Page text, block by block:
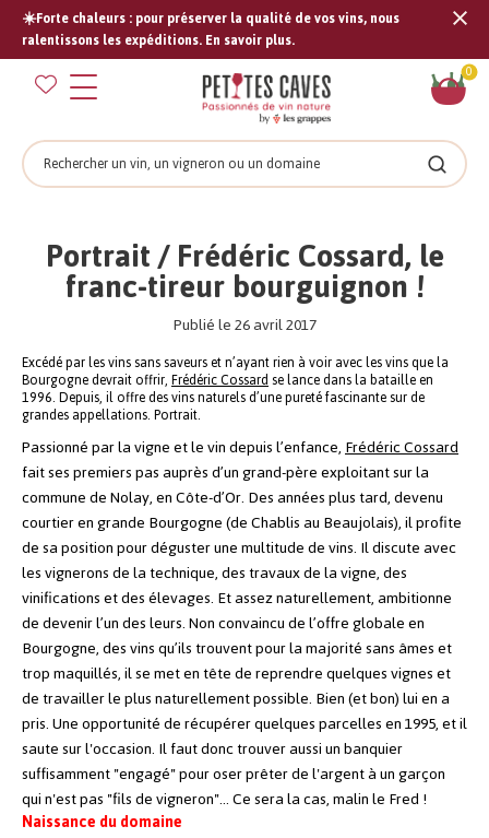
☀️Forte chaleurs : pour préserver la qualité de vos vins, nous
ralentissons les expéditions. En savoir plus.
0
Rechercher
Portrait / Frédéric Cossard, le
franc-tireur bourguignon !
Publié le 26 avril 2017
Excédé par les vins sans saveurs et n’ayant rien à voir avec les vins que la
Bourgogne devrait offrir,Frédéric Cossardse lance dans la bataille en
1996. Depuis, il offre des vins naturels d’une pureté fascinante sur de
grandes appellations. Portrait.
Passionné par la vigne et le vin depuis l’enfance,Frédéric Cossard
fait ses premiers pas auprès d’un grand-père exploitant sur la
commune de Nolay, en Côte-d’Or.Des années plus tard, devenu
courtier en grande Bourgogne (de Chablis au Beaujolais), il profite
de sa position pour déguster une multitude de vins. Il discute avec
les vignerons de la technique, des travaux de la vigne, des
vinifications et des élevages. Et assez naturellement, ambitionne
de devenir l’un des leurs.Non convaincu de l’offre globale en
Bourgogne, des vins qu’ils trouvent pour la majorité sans âmes et
trop maquillés, il se met en tête de reprendre quelques vignes et
de travailler le plus naturellement possible. Bien (et bon) lui en a
pris.Une opportunité de récupérer quelques parcelles en 1995, et il
saute sur l'occasion. Il faut donc trouver aussi un banquier
suffisamment "engagé" pour oser prêter de l'argent à un garçon
qui n'est pas "fils de vigneron"... Ce sera la cas, malin le Fred !
Naissance du domaine